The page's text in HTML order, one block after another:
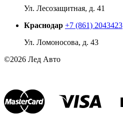
Ул. Лесозащитная, д. 41
Краснодар +7 (861) 2043423
Ул. Ломоносова, д. 43
©2026 Лед Авто